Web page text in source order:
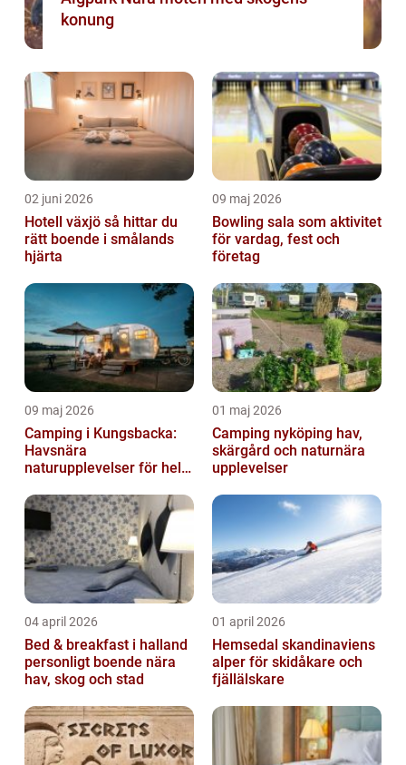
konung
02 juni 2026
Hotell växjö så hittar du
rätt boende i smålands
hjärta
09 maj 2026
Bowling sala som aktivitet
för vardag, fest och
företag
09 maj 2026
Camping i Kungsbacka:
Havsnära
naturupplevelser för hela
01 maj 2026
Camping nyköping hav,
skärgård och naturnära
upplevelser
04 april 2026
Bed & breakfast i halland
personligt boende nära
hav, skog och stad
01 april 2026
Hemsedal skandinaviens
alper för skidåkare och
fjällälskare